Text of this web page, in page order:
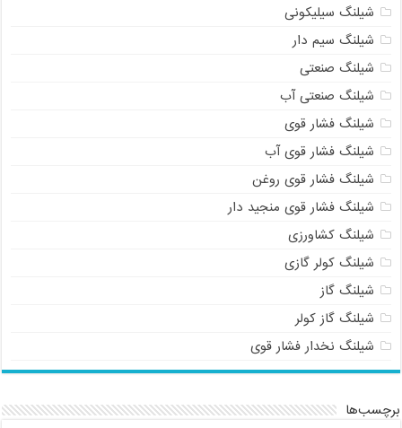
شیلنگ سیلیکونی
شیلنگ سیم دار
شیلنگ صنعتی
شیلنگ صنعتی آب
شیلنگ فشار قوی
شیلنگ فشار قوی آب
شیلنگ فشار قوی روغن
شیلنگ فشار قوی منجید دار
شیلنگ کشاورزی
شیلنگ کولر گازی
شیلنگ گاز
شیلنگ گاز کولر
شیلنگ نخدار فشار قوی
برچسب‌ها